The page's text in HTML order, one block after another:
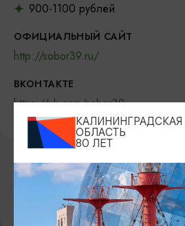
900-1100 рублей
ОФИЦИАЛЬНЫЙ САЙТ
http://sobor39.ru/
ВКОНТАКТЕ
https://vk.com/sobor39
ВОЗМОЖНО ВАС
КАЛИНИНГРАДСКАЯ
ОБЛАСТЬ
80 ЛЕТ